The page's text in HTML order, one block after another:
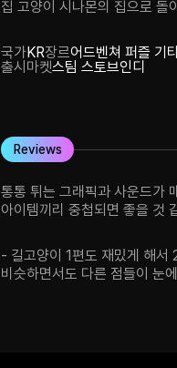
집 고양이 시나몬의 집으로 돌
국가KR장르어드벤쳐 퍼즐 기
출시마켓스팀 스토브인디
Reviews
통통 튀는 그래픽과 사운드가
아이템끼리 중첩되면 좋을 것
움직이는 상호작용이 재밌네
박스를 밀 때 모션과 효과음이
떨어진다는 점이 아쉬운 점이
- 길고양이 1편도 재밌게 해서
비슷하면서도 다른 점들이 눈